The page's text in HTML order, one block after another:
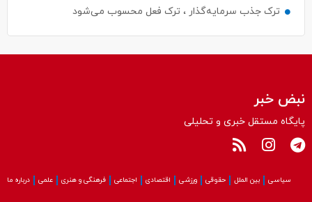
ترک جذب سرمایه‌گذار ، ترک فعل محسوب می‌شود
نبض خبر
پایگاه مستقل خبری و تحلیلی
سیاسی بین الملل حقوقی ورزشی اقتصادی اجتماعی فرهنگی و هنری علمی درباره ما